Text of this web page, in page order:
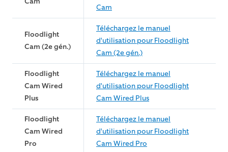
Cam
Floodlight
Cam (2e gén.)
Téléchargez le manuel
d'utilisation pour Floodlight
Cam (2e gén.)
Floodlight
Cam Wired
Plus
Téléchargez le manuel
d'utilisation pour Floodlight
Cam Wired Plus
Floodlight
Cam Wired
Pro
Téléchargez le manuel
d'utilisation pour Floodlight
Cam Wired Pro